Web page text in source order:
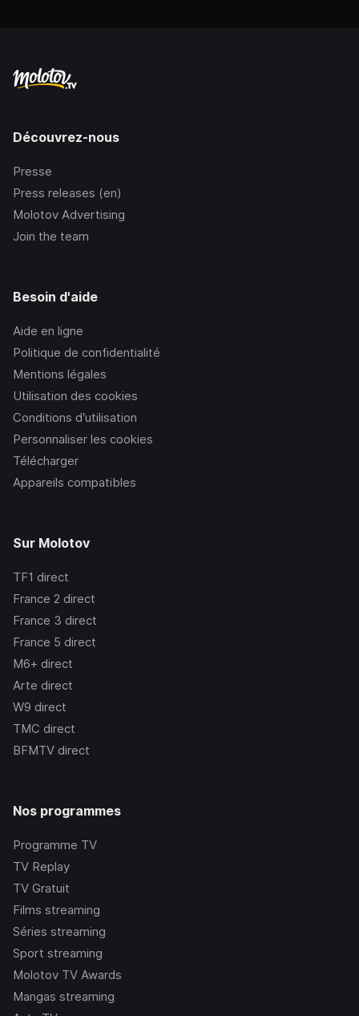
Découvrez-nous
Presse
Press releases (en)
Molotov Advertising
Join the team
Besoin d'aide
Aide en ligne
Politique de confidentialité
Mentions légales
Utilisation des cookies
Conditions d’utilisation
Personnaliser les cookies
Télécharger
Appareils compatibles
Sur Molotov
TF1 direct
France 2 direct
France 3 direct
France 5 direct
M6+ direct
Arte direct
W9 direct
TMC direct
BFMTV direct
Nos programmes
Programme TV
TV Replay
TV Gratuit
Films streaming
Séries streaming
Sport streaming
Molotov TV Awards
Mangas streaming